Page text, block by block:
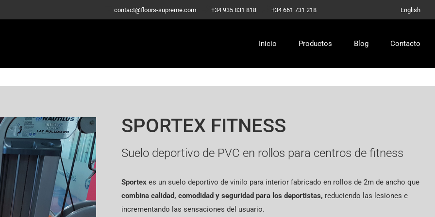
contact@floors-supreme.com +34 935 831 818 +34 661 731 218 English
Inicio Productos Blog Contacto
SPORTEX FITNESS
Suelo deportivo de PVC en rollos para centros de fitness
Sportexes un suelo deportivo de vinilo para interior fabricado en rollos de 2m de ancho que
combina calidad, comodidad y seguridad para los deportistas, reduciendo las lesiones e
incrementando las sensaciones del usuario.